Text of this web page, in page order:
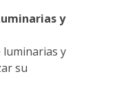
y
luminarias y
su